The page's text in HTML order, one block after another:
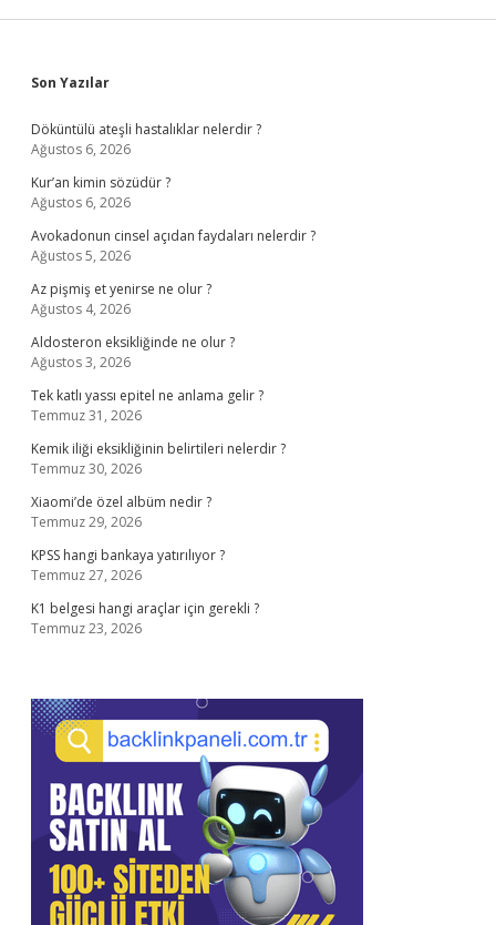
Sidebar
Son Yazılar
Döküntülü ateşli hastalıklar nelerdir ?
Ağustos 6, 2026
Kur’an kimin sözüdür ?
Ağustos 6, 2026
Avokadonun cinsel açıdan faydaları nelerdir ?
Ağustos 5, 2026
Az pişmiş et yenirse ne olur ?
Ağustos 4, 2026
Aldosteron eksikliğinde ne olur ?
Ağustos 3, 2026
Tek katlı yassı epitel ne anlama gelir ?
Temmuz 31, 2026
Kemik iliği eksikliğinin belirtileri nelerdir ?
Temmuz 30, 2026
Xiaomi’de özel albüm nedir ?
Temmuz 29, 2026
KPSS hangi bankaya yatırılıyor ?
Temmuz 27, 2026
K1 belgesi hangi araçlar için gerekli ?
Temmuz 23, 2026